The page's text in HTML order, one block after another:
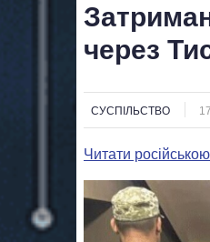
через
СУСПІЛЬСТВО
Читати російською